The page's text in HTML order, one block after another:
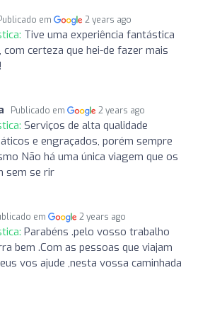
em 2 years ago
Tive uma experiência fantástica
com certeza que hei-de fazer mais
Publicado em 2 years ago
Serviços de alta qualidade
e engraçados, porém sempre
Não há uma única viagem que os
sem se rir
em 2 years ago
Parabéns .pelo vosso trabalho
bem .Com as pessoas que viajam
vos ajude ,nesta vossa caminhada